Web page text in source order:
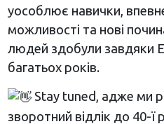
уособлює навички,
можливості та нові
людей здобули завдяки
багатьох років.
Stay tuned, адже ми
зворотний відлік до 40-ї